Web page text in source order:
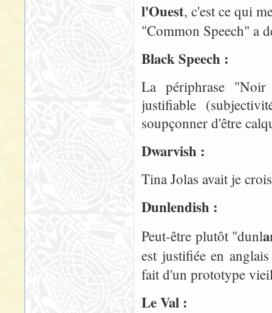
l'Ouest, c'est ce qui
"Common Speech" a
Black Speech :
La périphrase
justifiable
soupçonner d'être
Dwarvish :
Tina Jolas avait je
Dunlendish :
Peut-être plutôt "dunla
est justifiée en
fait d'un prototype
Le Val :